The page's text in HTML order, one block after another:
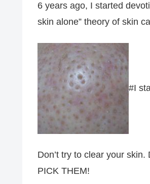
6 years ago, I started
skin alone” theory of skin
#I
Don’t try to clear your
PICK THEM!